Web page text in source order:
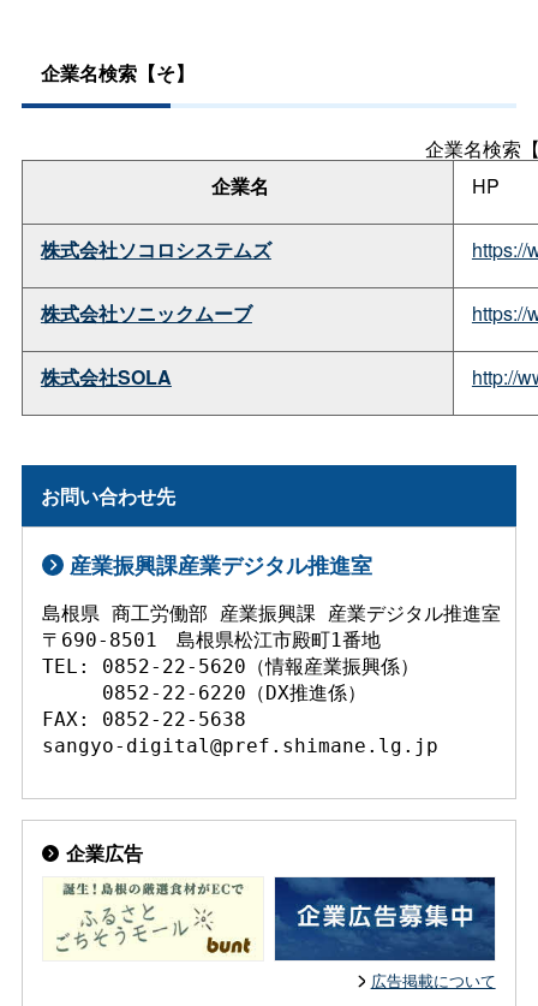
企業名検索【そ】
企業名検索
企業名
HP
株式会社ソコロシステムズ https://
株式会社ソニックムーブ https://
株式会社SOLA http://
お問い合わせ先
産業振興課産業デジタル推進室
島根県 商工労働部 産業振興課 産業デジタル推進室
〒690-8501　島根県松江市殿町1番地
TEL: 0852-22-5620（情報産業振興係）
0852-22-6220（DX推進係）
FAX: 0852-22-5638
企業広告
広告掲載について